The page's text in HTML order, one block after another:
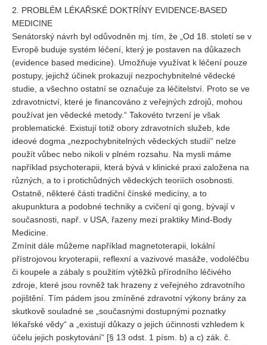
Pokyny pro autory
ARCHIV
2. PROBLÉM LÉKAŘSKÉ DOKTRÍNY EVIDENCE-BASED
MEDICINE
Senátorský návrh byl odůvodněn mj. tím, že „Od 18. století se v
Evropě buduje systém léčení, který je postaven na důkazech
(evidence based medicine). Umožňuje využívat k léčení pouze
postupy, jejichž účinek prokazují nezpochybnitelné vědecké
studie, a všechno ostatní se označuje za léčitelství. Proto se ve
zdravotnictví, které je financováno z veřejných zdrojů, mohou
používat jen vědecké metody.“ Takovéto tvrzení je však
problematické. Existují totiž obory zdravotních služeb, kde
ideové dogma „nezpochybnitelných vědeckých studií“ nelze
použít vůbec nebo nikoli v plném rozsahu. Na mysli máme
například psychoterapii, která bývá v klinické praxi založena na
různých, a to i protichůdných vědeckých teoriích osobnosti.
Ostatně, některé části tradiční čínské medicíny, a to
akupunktura a podobné techniky a cvičení qi gong, bývají v
současnosti, např. v USA, řazeny mezi praktiky Mind-Body
Medicine.
Zmínit dále můžeme například magnetoterapii, lokální
přístrojovou kryoterapii, reflexní a vazivové masáže, vodoléčbu
či koupele a zábaly s použitím výtěžků přírodního léčivého
zdroje, které jsou rovněž tak hrazeny z veřejného zdravotního
pojištění. Tím pádem jsou zmíněné zdravotní výkony brány za
skutkově souladné se „současnými dostupnými poznatky
lékařské vědy“ a „existují důkazy o jejich účinnosti vzhledem k
účelu jejich poskytování“ [§ 13 odst. 1 písm. b) a c) zák. č.